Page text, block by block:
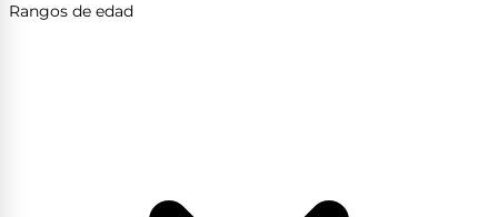
Rangos de edad